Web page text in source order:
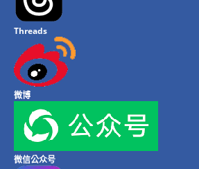
Threads
微博
微信公众号